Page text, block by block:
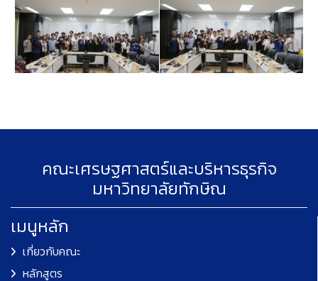
คณะเศรษฐศาสตร์และบริหารธุรกิจ
มหาวิทยาลัยทักษิณ
เมนูหลัก
เกี่ยวกับคณะ
หลักสูตร